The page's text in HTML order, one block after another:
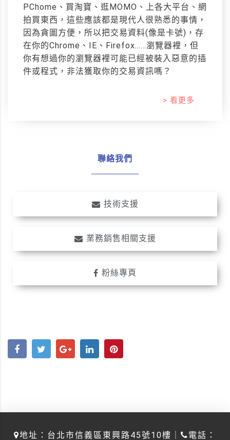
PChome、買淘寶、逛MOMO、上各大平台、網
拍買東西，這些應該都是現代人很熟悉的事情，
因為貪圖方便，所以把交易資料(像是卡號)，存
在你的Chrome、IE、Firefox……瀏覽器裡，但
你有想過你的瀏覽器裡可能已經被裝入惡意的插
件或程式，非法獲取你的交易資訊嗎？
> 看更多
聯絡我們
技術支援
業務銷售相關支援
粉絲專頁
地址：台北市信義區東興路45號10樓｜ 電話：